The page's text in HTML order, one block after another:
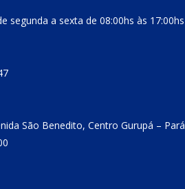
segunda a sexta de 08:00hs às 17:00hs
São Benedito, Centro Gurupá – Pará